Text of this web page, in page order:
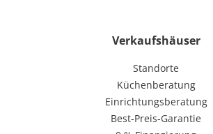
Verkaufshäuser
Standorte
Küchenberatung
Einrichtungsberatung
Best-Preis-Garantie